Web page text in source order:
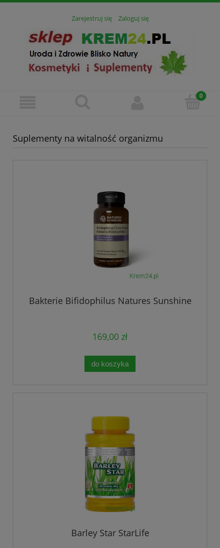
Zarejestruj się Zaloguj się
Suplementy na witalność organizmu
Bakterie Bifidophilus Natures Sunshine
169,00 zł
do koszyka
Barley Star StarLife